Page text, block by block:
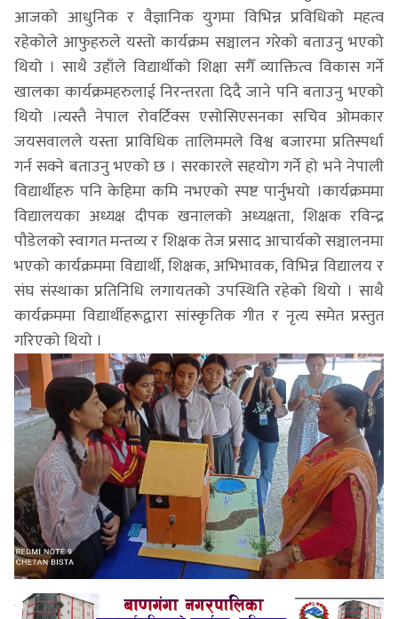
आजको आधुनिक र वैज्ञानिक युगमा विभिन्न प्रविधिको महत्व
रहेकोले आफुहरुले यस्तो कार्यक्रम सञ्चालन गरेको बताउनु भएको
थियो । साथै उहाँले विद्यार्थीको शिक्षा सगैँ व्याक्तित्व विकास गर्ने
खालका कार्यक्रमहरुलाई निरन्तरता दिदै जाने पनि बताउनु भएको
थियो ।त्यस्तै नेपाल रोवर्टिक्स एसोसिएसनका सचिव ओमकार
जयसवालले यस्ता प्राविधिक तालिममले विश्व बजारमा प्रतिस्पर्धा
गर्न सक्ने बताउनु भएको छ । सरकारले सहयोग गर्ने हो भने नेपाली
विद्यार्थीहरु पनि केहिमा कमि नभएको स्पष्ट पार्नुभयो ।कार्यक्रममा
विद्यालयका अध्यक्ष दीपक खनालको अध्यक्षता, शिक्षक रविन्द्र
पौडेलको स्वागत मन्तव्य र शिक्षक तेज प्रसाद आचार्यको सञ्चालनमा
भएको कार्यक्रममा विद्यार्थी, शिक्षक, अभिभावक, विभिन्न विद्यालय र
संघ संस्थाका प्रतिनिधि लगायतको उपस्थिति रहेको थियो । साथै
कार्यक्रममा विद्यार्थीहरूद्वारा सांस्कृतिक गीत र नृत्य समेत प्रस्तुत
गरिएको थियो ।